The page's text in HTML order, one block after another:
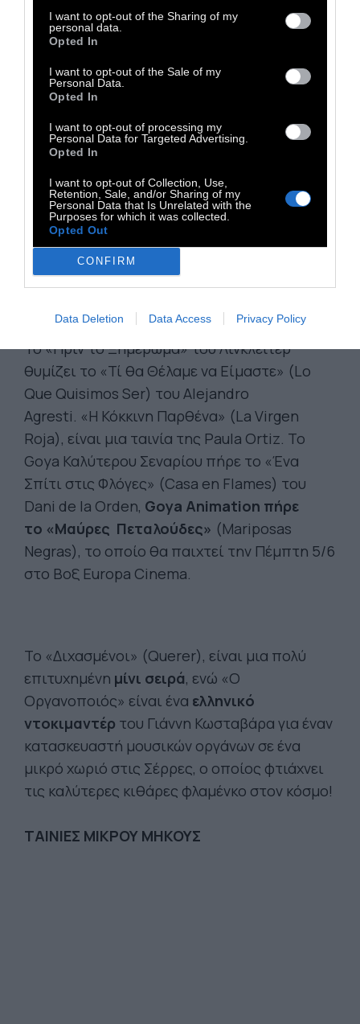
I want to opt-out of the Sharing of my
personal data.
Opted In
I want to opt-out of the Sale of my
Personal Data.
Opted In
I want to opt-out of processing my
Personal Data for Targeted Advertising.
Opted In
I want to opt-out of Collection, Use,
Retention, Sale, and/or Sharing of my
Personal Data that Is Unrelated with the
Purposes for which it was collected.
Opted Out
CONFIRM
Data Deletion Data Access Privacy Policy
Estrella Azul) του Javier Macipe, ενώ το Goya
Σκηνοθεσίας πήραν οι Isaki Lacuesta και Pol
Βραβείο» (Segundo Premio), που
αναφέρεται σε ένα indie συγκρότημα, τους
Los Planetas, στην δεκαετία του '90. To «La
Suprema» είναι μια ταινία από την
Pied Mas Temida), από το Περού, το «Σχεδόν
Παράδεισος» (Casi el Paraiso), από το
Μεξικό και το γκέι ρομάντζο «Από την
Τελευταία Φορά που
Συναντηθήκαμε» (Desde la Ultima Vez Que
Το «Πριν το Ξημέρωμα» του Λίνκλεϊτερ
θυμίζει το «Τί θα Θέλαμε να Είμαστε» (Lo
Que Quisimos Ser) του Alejandro
Agresti. «Η Κόκκινη Παρθένα» (La Virgen
Roja), είναι μια ταινία της Paula Ortiz. Το
Goya Καλύτερου Σεναρίου πήρε το «Ένα
Σπίτι στις Φλόγες» (Casa en Flames) του
Dani de la Orden, Goya Animation πήρε
το «Μαύρες Πεταλούδες» (Mariposas
Negras), το οποίο θα παιχτεί την Πέμπτη 5/6
στο Βοξ Europa Cinema.
Το «Διχασμένοι» (Querer), είναι μια πολύ
επιτυχημένη μίνι σειρά, ενώ «Ο
Οργανοποιός» είναι ένα ελληνικό
ντοκιμαντέρ του Γιάννη Κωσταβάρα για έναν
κατασκευαστή μουσικών οργάνων σε ένα
μικρό χωριό στις Σέρρες, ο οποίος φτιάχνει
τις καλύτερες κιθάρες φλαμένκο στον κόσμο!
ΤΑΙΝΙΕΣ ΜΙΚΡΟΥ ΜΗΚΟΥΣ